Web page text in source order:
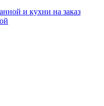
и кухни на заказ